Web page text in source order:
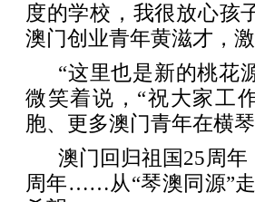
度的学校，我很放心孩
澳门创业青年黄滋才，
“这里也是新的桃花
微笑着说，“祝大家工
胞、更多澳门青年在横
澳门回归祖国25周
周年……从“琴澳同源”